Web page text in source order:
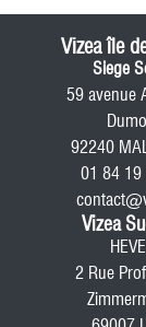
Vizea île
Siege
59 avenue
92240
01 84 19
Vizea
2 Rue